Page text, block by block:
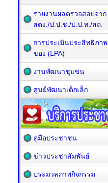
รายงานผลตรวจสอบจาก
สตง./ป.ป.ช./ป.ป.ท./สถ.
การประเมินประสิทธิภาพ
ของ (LPA)
งานพัฒนาชุมชน
ศูนย์พัฒนาเด็กเล็ก
คู่มือประชาชน
ข่าวประชาสัมพันธ์
ประมวลภาพกิจกรรม